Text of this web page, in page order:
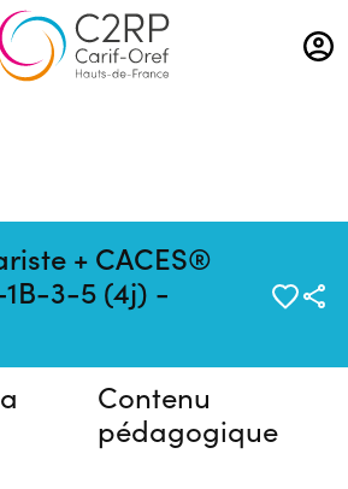
Aller
au
contenu
+ CACES®
1B-3-5 (4j) -
programmée en
Contenu
pédagogique